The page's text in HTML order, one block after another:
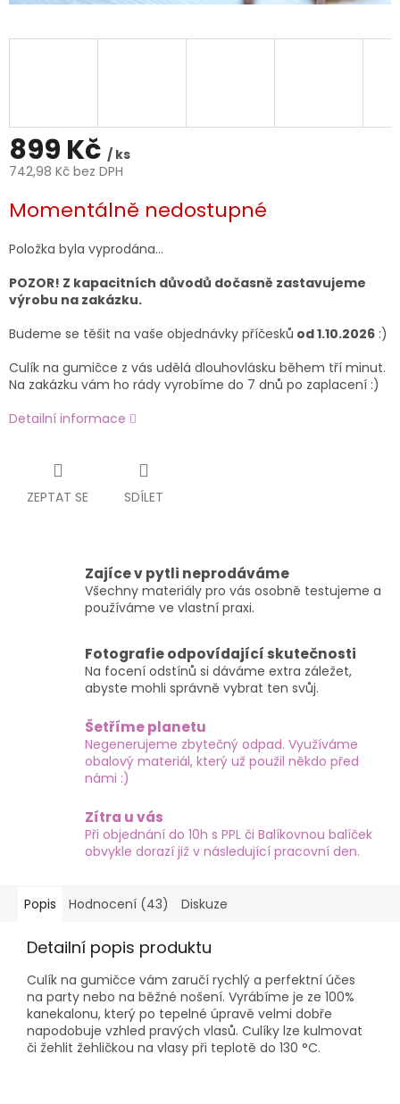
899 Kč / ks
742,98 Kč bez DPH
cena:
Momentálně nedostupné
Položka byla vyprodána…
POZOR! Z kapacitních důvodů dočasně zastavujeme
výrobu na zakázku.
Budeme se těšit na vaše objednávky příčesků od 1.10.2026 :)
Culík na gumičce z vás udělá dlouhovlásku během tří minut.
Na zakázku vám ho rády vyrobíme do 7 dnů po zaplacení :)
Detailní informace
ZEPTAT SE SDÍLET
Zajíce v pytli neprodáváme
Všechny materiály pro vás osobně testujeme a
používáme ve vlastní praxi.
Fotografie odpovídající skutečnosti
Na focení odstínů si dáváme extra záležet,
abyste mohli správně vybrat ten svůj.
Šetříme planetu
Negenerujeme zbytečný odpad. Využíváme
obalový materiál, který už použil někdo před
námi :)
Zítra u vás
Při objednání do 10h s PPL či Balíkovnou balíček
obvykle dorazí již v následující pracovní den.
Popis Hodnocení (43) Diskuze
Detailní popis produktu
Culík na gumičce vám zaručí rychlý a perfektní účes
na party nebo na běžné nošení. Vyrábíme je ze 100%
kanekalonu, který po tepelné úpravě velmi dobře
napodobuje vzhled pravých vlasů. Culíky lze kulmovat
či žehlit žehličkou na vlasy při teplotě do 130 °C.